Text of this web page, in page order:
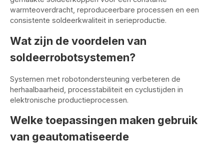
warmteoverdracht, reproduceerbare processen en een
consistente soldeerkwaliteit in serieproductie.
Wat zijn de voordelen van
soldeerrobotsystemen?
Systemen met robotondersteuning verbeteren de
herhaalbaarheid, processtabiliteit en cyclustijden in
elektronische productieprocessen.
Welke toepassingen maken gebruik
van geautomatiseerde